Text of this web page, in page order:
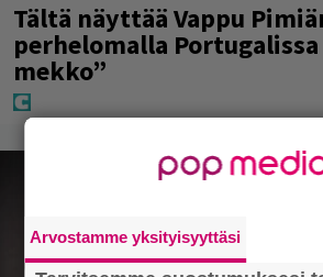
Tältä näyttää Vappu
perhelomalla Portugalissa
mekko”
Arvostamme yksityisyyttäsi